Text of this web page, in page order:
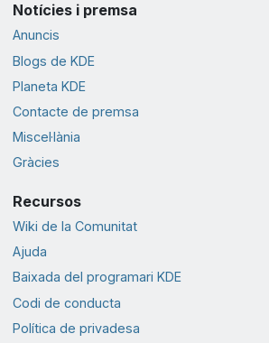
Notícies i premsa
Anuncis
Blogs de KDE
Planeta KDE
Contacte de premsa
Miscel·lània
Gràcies
Recursos
Wiki de la Comunitat
Ajuda
Baixada del programari KDE
Codi de conducta
Política de privadesa